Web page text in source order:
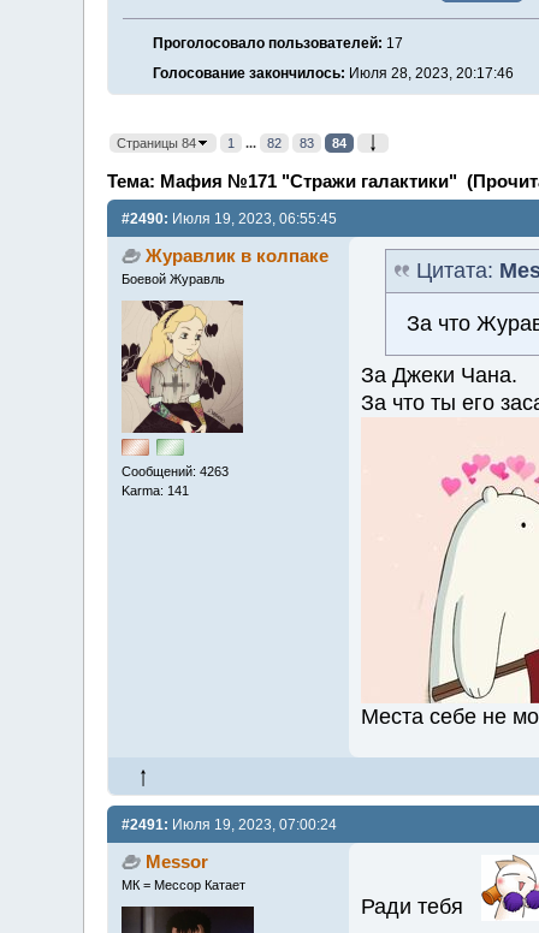
Проголосовало пользователей: 17
Голосование закончилось: Июля 28, 2023, 20:17:46
Страницы 84 1 ... 82 83 84
Тема: Мафия №171 "Стражи галактики"
#2490: Июля 19, 2023, 06:55:45
Журавлик в колпаке
Боевой Журавль
Сообщений: 4263
Karma: 141
Цитата:
За что
За Джеки Чана.
За что ты его
Места себе не
#2491: Июля 19, 2023, 07:00:24
Messor
МК = Мессор Катает
Ради тебя